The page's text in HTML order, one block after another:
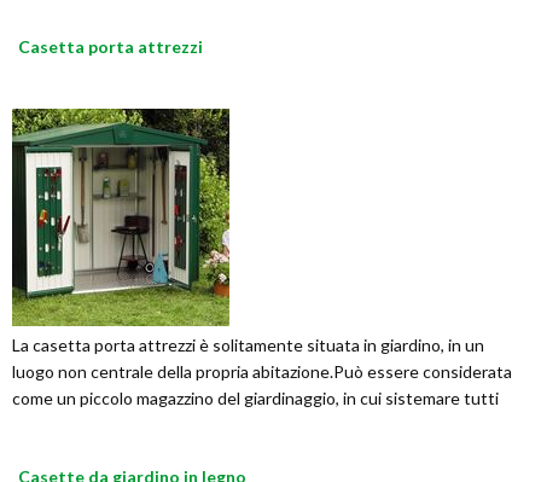
Casetta porta attrezzi
La casetta porta attrezzi è solitamente situata in giardino, in un
luogo non centrale della propria abitazione.Può essere considerata
come un piccolo magazzino del giardinaggio, in cui sistemare tutti
Casette da giardino in legno